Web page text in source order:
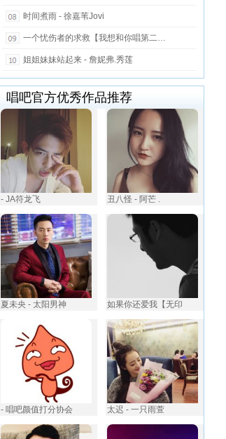
时间煮雨 - 徐嘉苇Jovi
一个忧伤者的求救【我想和你唱第二…
姐姐妹妹站起来 - 詹妮弗.秀莲
唱吧官方优秀作品推荐
- JA符龙飞 丑八怪 - 阿芒 .
夏未央 - 太阳男神 如果你还爱我【无印
- 唱吧颜值打分协会 太迟 - 一只雨萱